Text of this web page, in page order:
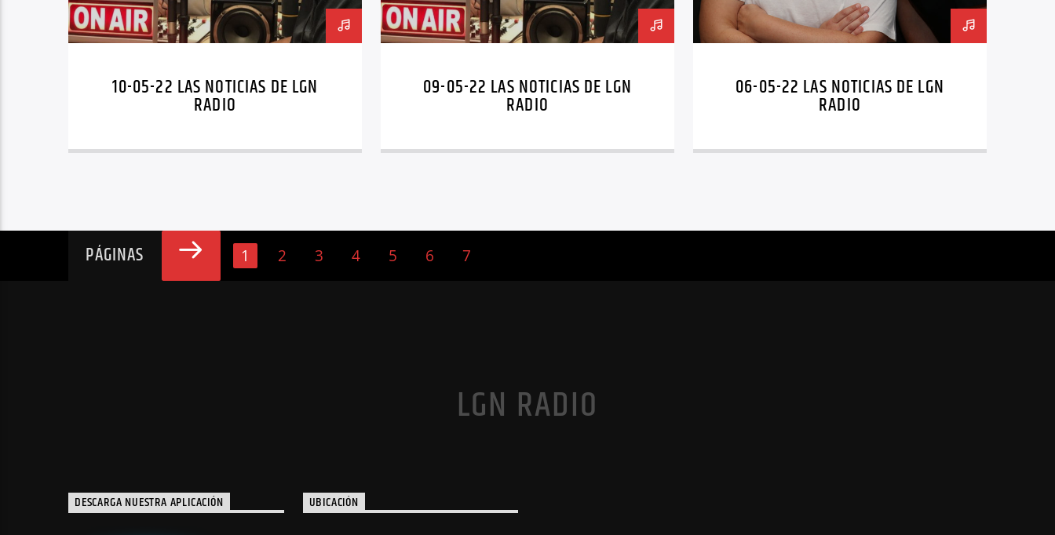
10-05-22 LAS NOTICIAS DE LGN
RADIO
09-05-22 LAS NOTICIAS DE LGN
RADIO
06-05-22 LAS NOTICIAS DE LGN
RADIO
PÁGINAS 1 2 3 4 5 6 7
LGN RADIO
DESCARGA NUESTRA APLICACIÓN UBICACIÓN